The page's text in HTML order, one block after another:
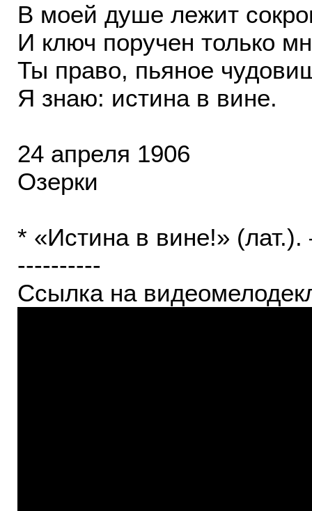
В моей душе лежит
И ключ поручен только
Ты право, пьяное
Я знаю: истина в вине.
24 апреля 1906
Озерки
* «Истина в вине!»
----------
Ссылка на